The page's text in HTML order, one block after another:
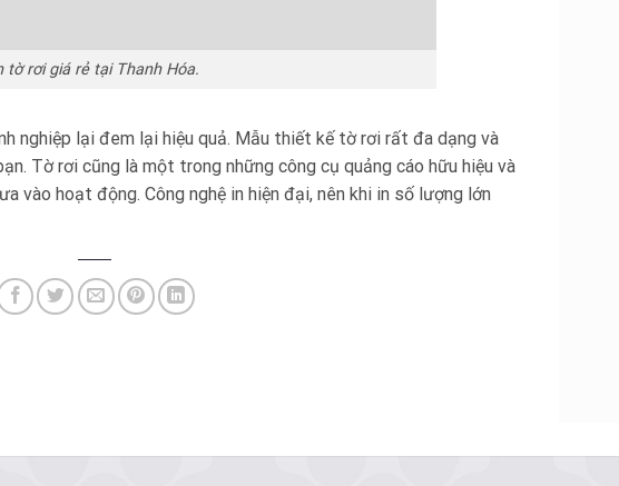
tờ rơi giá rẻ tại Thanh Hóa.
nghiệp lại đem lại hiệu quả. Mẫu thiết kế tờ rơi rất đa dạng và
Tờ rơi cũng là một trong những công cụ quảng cáo hữu hiệu và
vào hoạt động. Công nghệ in hiện đại, nên khi in số lượng lớn